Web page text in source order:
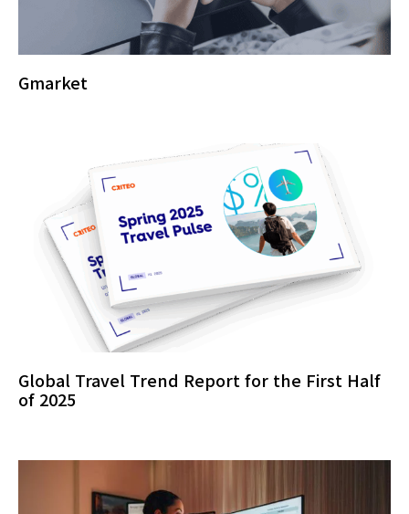
Gmarket
Global Travel Trend Report for the First Half
of 2025